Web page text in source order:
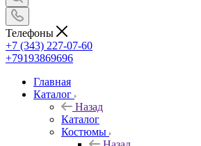
Телефоны
+7 (343) 227-07-60
+79193869696
Главная
Каталог
Назад
Каталог
Костюмы